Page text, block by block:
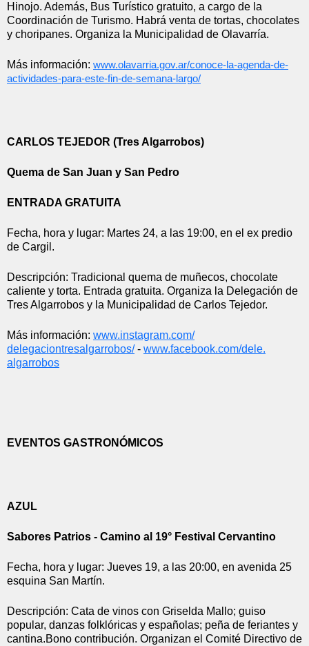
Hinojo. Además, Bus Turístico gratuito, a cargo de la
Coordinación de Turismo. Habrá venta de tortas, chocolates
y choripanes. Organiza la Municipalidad de Olavarría.
Más información: www.olavarria.gov.ar/conoce-la-agenda-de-
actividades-para-este-fin-de-semana-largo/
CARLOS TEJEDOR (Tres Algarrobos)
Quema de San Juan y San Pedro
ENTRADA GRATUITA
Fecha, hora y lugar: Martes 24, a las 19:00, en el ex predio
de Cargil.
Descripción: Tradicional quema de muñecos, chocolate
caliente y torta. Entrada gratuita. Organiza la Delegación de
Tres Algarrobos y la Municipalidad de Carlos Tejedor.
Más información: www.instagram.com/
delegaciontresalgarrobos/ - www.facebook.com/dele.
algarrobos
EVENTOS GASTRONÓMICOS
AZUL
Sabores Patrios - Camino al 19° Festival Cervantino
Fecha, hora y lugar: Jueves 19, a las 20:00, en avenida 25
esquina San Martín.
Descripción: Cata de vinos con Griselda Mallo; guiso
popular, danzas folklóricas y españolas; peña de feriantes y
cantina.Bono contribución. Organizan el Comité Directivo de